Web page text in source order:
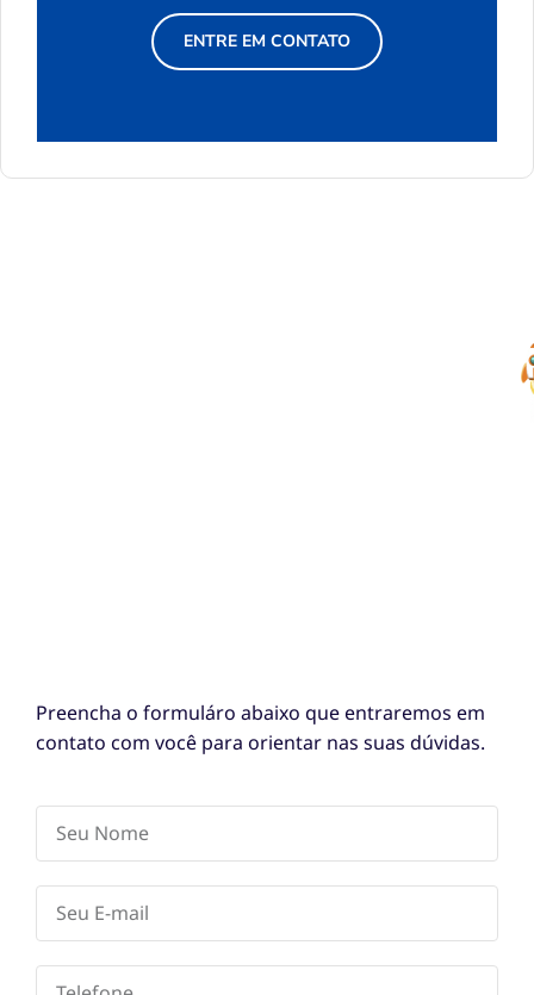
ENTRE EM CONTATO
Preencha o formuláro abaixo que entraremos em
contato com você para orientar nas suas dúvidas.